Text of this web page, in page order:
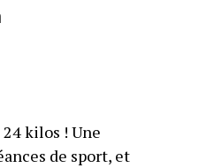
kilos ! Une
de sport, et